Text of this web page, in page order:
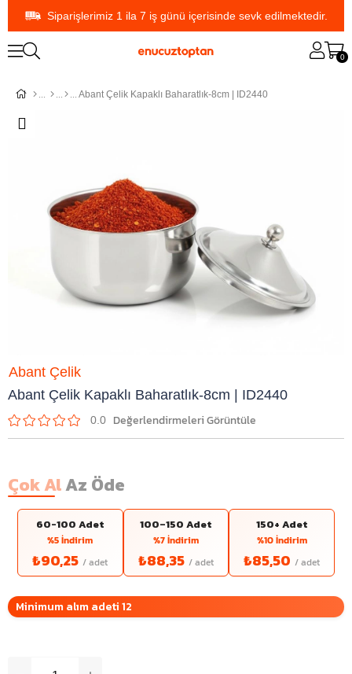
Siparişlerimiz 1 ila 7 iş günü içerisinde sevk edilmektedir.
0
Abant Çelik Kapaklı Baharatlık-8cm | ID2440
Abant Çelik Kapaklı Baharatlık-8cm | ID2440
0.0
Abant Çelik
Çok AlAz Öde
60-100 Adet
%5 İndirim
₺90,25
100–150 Adet
%7 İndirim
₺88,35
150+ Adet
%10 İndirim
₺85,50
Minimum alım adeti 12